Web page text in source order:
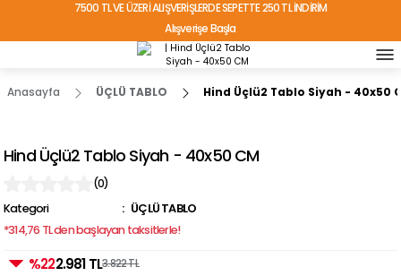
7500 TL VE ÜZERİ ALIŞVERİŞLERDE SEPETTE 250 TL İNDİRİM
Alışverişe Başla
TÜRKİYE'NİN HER YERİNE ÜCRETSİZ KARGO!
Anasayfa ÜÇLÜ TABLO Hind Üçlü2 Tablo Siyah - 40x50
Hind Üçlü2 Tablo Siyah - 40x50 CM
(0)
Kategori
ÜÇLÜ TABLO
*314,76 TL den başlayan taksitlerle!
%222.981 TL3.822 TL